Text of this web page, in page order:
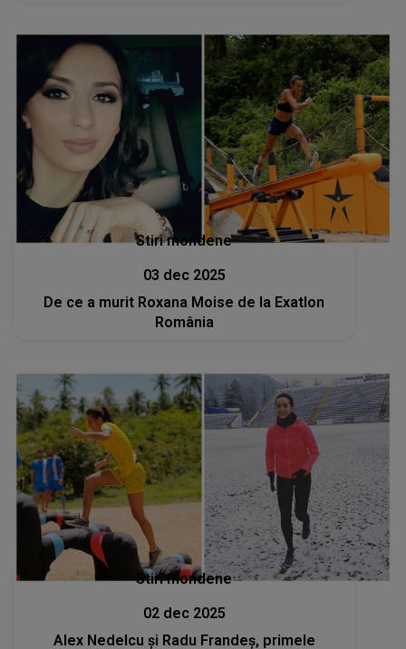
Stiri mondene
03 dec 2025
De ce a murit Roxana Moise de la Exatlon
România
Stiri mondene
02 dec 2025
Alex Nedelcu și Radu Frandeș, primele